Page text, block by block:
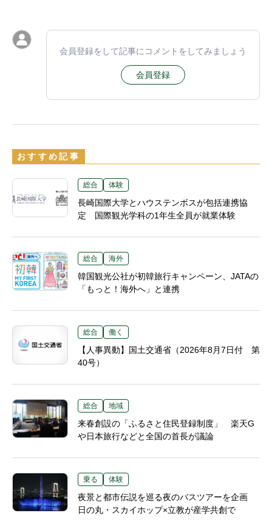
会員登録をして記事にコメントをしてみましょう
会員登録
おすすめ記事
総合 体験
長崎国際大学とハウステンボスが包括連携協
定 国際観光学科の1年生全員が就業体験
総合 海外
韓国観光公社が初韓旅行キャンペーン、JATAの
「もっと！海外へ」と連携
総合 働く
【人事異動】国土交通省（2026年8月7日付 第
40号）
総合 地域
来春創設の「ふるさと住民登録制度」 楽天G
や日本旅行などと全国の首長が議論
乗る 体験
夜景と都市伝説を巡る夜のバスツアーを企画
日の丸・スカイホップ×立教が産学共創で